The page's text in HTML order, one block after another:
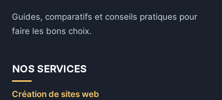
Guides, comparatifs et conseils pratiques pour
faire les bons choix.
NOS SERVICES
Création de sites web